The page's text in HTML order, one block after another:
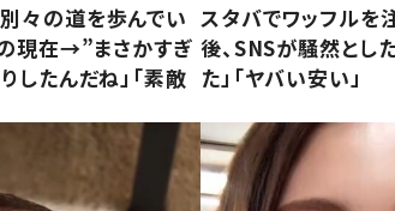
々の道を歩んでい
現在→”まさかすぎ
したんだね」「素敵
スタバでワッフルを
後、SNSが騒然とし
た」「ヤバい安い」